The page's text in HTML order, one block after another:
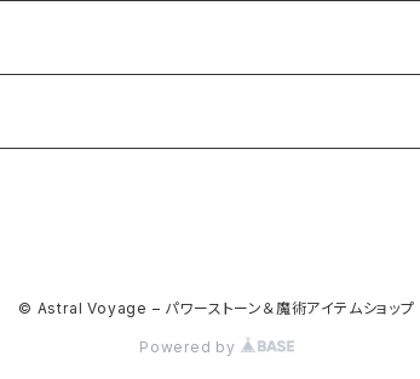
© Astral Voyage – パワーストーン＆魔術アイテムショップ
Powered by